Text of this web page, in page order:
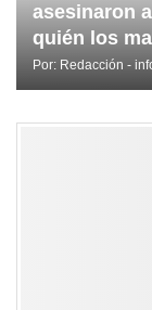
asesinaron
quién los
Por: Redacción -